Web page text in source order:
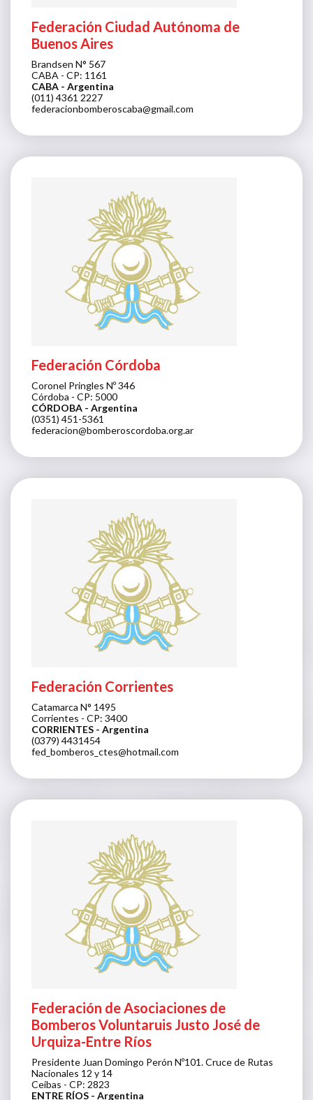
Federación Ciudad Autónoma de
Buenos Aires
Brandsen N° 567
CABA - CP: 1161
CABA - Argentina
(011) 4361 2227
federacionbomberoscaba@gmail.com
Federación Córdoba
Coronel Pringles Nº 346
Córdoba - CP: 5000
CÓRDOBA - Argentina
(0351) 451-5361
federacion@bomberoscordoba.org.ar
Federación Corrientes
Catamarca N° 1495
Corrientes - CP: 3400
CORRIENTES - Argentina
(0379) 4431454
fed_bomberos_ctes@hotmail.com
Federación de Asociaciones de
Bomberos Voluntaruis Justo José de
Urquiza-Entre Ríos
Presidente Juan Domingo Perón Nº101. Cruce de Rutas
Nacionales 12 y 14
Ceibas - CP: 2823
ENTRE RÍOS - Argentina